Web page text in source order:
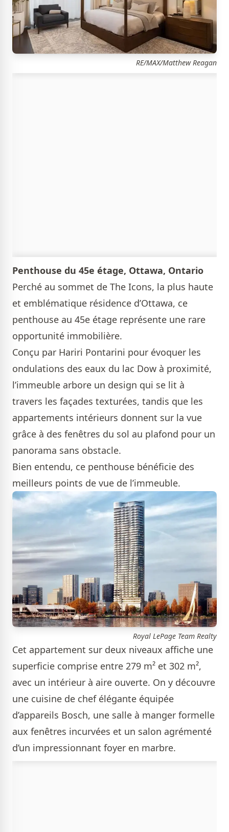
RE/MAX/Matthew Reagan
Penthouse du 45e étage, Ottawa, Ontario
Perché au sommet de The Icons, la plus haute
et emblématique résidence d’Ottawa, ce
penthouse au 45e étage représente une rare
opportunité immobilière.
Conçu par Hariri Pontarini pour évoquer les
ondulations des eaux du lac Dow à proximité,
l’immeuble arbore un design qui se lit à
travers les façades texturées, tandis que les
appartements intérieurs donnent sur la vue
grâce à des fenêtres du sol au plafond pour un
panorama sans obstacle.
Bien entendu, ce penthouse bénéficie des
meilleurs points de vue de l’immeuble.
Royal LePage Team Realty
Cet appartement sur deux niveaux affiche une
superficie comprise entre 279 m² et 302 m²,
avec un intérieur à aire ouverte. On y découvre
une cuisine de chef élégante équipée
d’appareils Bosch, une salle à manger formelle
aux fenêtres incurvées et un salon agrémenté
d’un impressionnant foyer en marbre.